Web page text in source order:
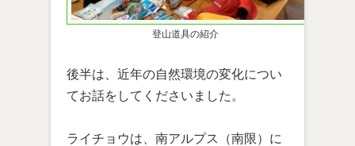
登山道具の紹介
後半は、近年の自然環境の変化につい
てお話をしてくださいました。
ライチョウは、南アルプス（南限）に